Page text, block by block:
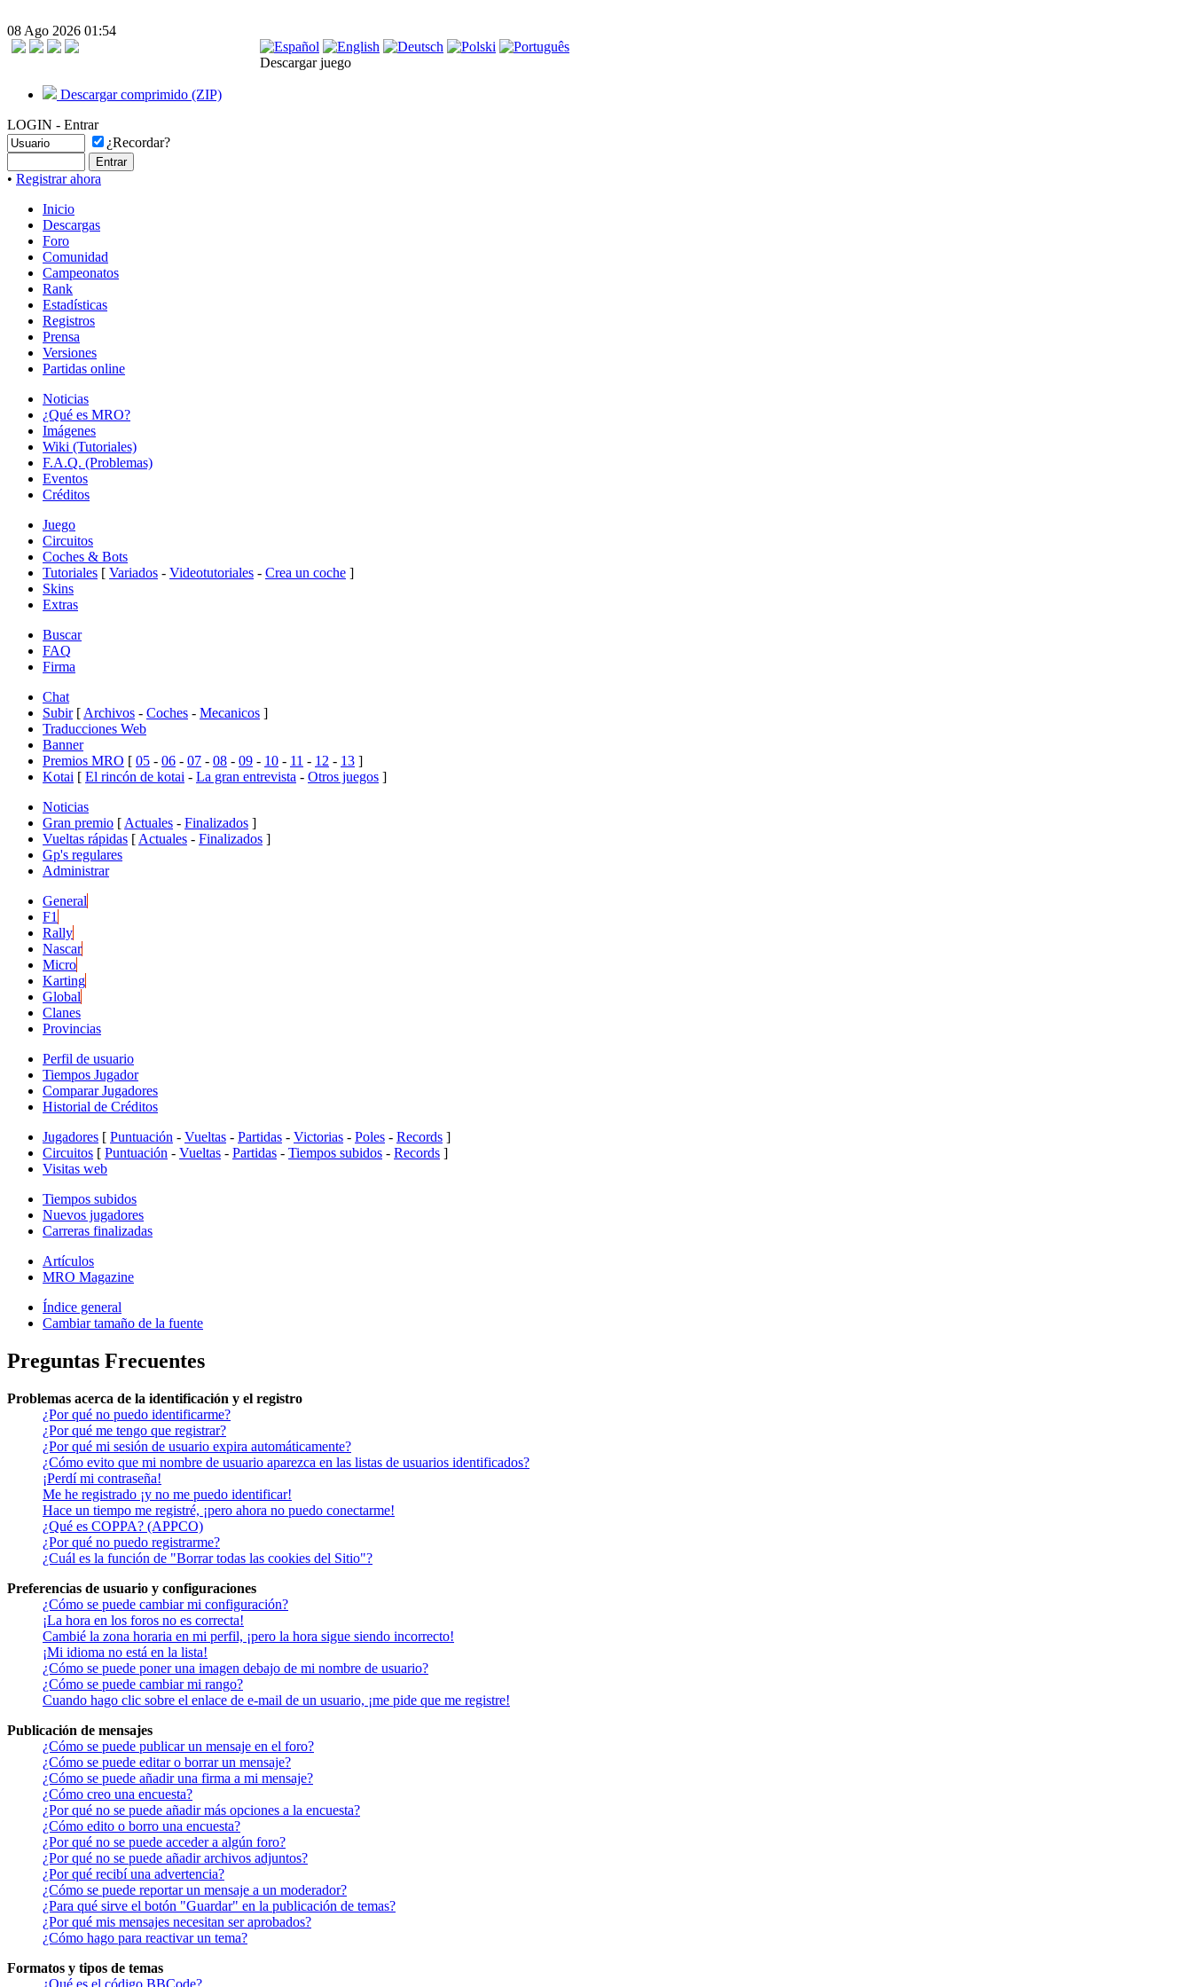
08 Ago 2026 01:54
Descargar juego
Descargar comprimido (ZIP)
LOGIN - Entrar
¿Recordar?
• Registrar ahora
Inicio
Descargas
Foro
Comunidad
Campeonatos
Rank
Estadísticas
Registros
Prensa
Versiones
Partidas online
Noticias
¿Qué es MRO?
Imágenes
Wiki (Tutoriales)
F.A.Q. (Problemas)
Eventos
Créditos
Juego
Circuitos
Coches & Bots
Tutoriales [ Variados - Videotutoriales - Crea un coche ]
Skins
Extras
Buscar
FAQ
Firma
Chat
Subir [ Archivos - Coches - Mecanicos ]
Traducciones Web
Banner
Premios MRO [ 05 - 06 - 07 - 08 - 09 - 10 - 11 - 12 - 13 ]
Kotai [ El rincón de kotai - La gran entrevista - Otros juegos ]
Noticias
Gran premio [ Actuales - Finalizados ]
Vueltas rápidas [ Actuales - Finalizados ]
Gp's regulares
Administrar
General
F1
Rally
Nascar
Micro
Karting
Global
Clanes
Provincias
Perfil de usuario
Tiempos Jugador
Comparar Jugadores
Historial de Créditos
Jugadores [ Puntuación - Vueltas - Partidas - Victorias - Poles - Records ]
Circuitos [ Puntuación - Vueltas - Partidas - Tiempos subidos - Records ]
Visitas web
Tiempos subidos
Nuevos jugadores
Carreras finalizadas
Artículos
MRO Magazine
Índice general
Cambiar tamaño de la fuente
Preguntas Frecuentes
Problemas acerca de la identificación y el registro
¿Por qué no puedo identificarme?
¿Por qué me tengo que registrar?
¿Por qué mi sesión de usuario expira automáticamente?
¿Cómo evito que mi nombre de usuario aparezca en las listas de usuarios identificados?
¡Perdí mi contraseña!
Me he registrado ¡y no me puedo identificar!
Hace un tiempo me registré, ¡pero ahora no puedo conectarme!
¿Qué es COPPA? (APPCO)
¿Por qué no puedo registrarme?
¿Cuál es la función de "Borrar todas las cookies del Sitio"?
Preferencias de usuario y configuraciones
¿Cómo se puede cambiar mi configuración?
¡La hora en los foros no es correcta!
Cambié la zona horaria en mi perfil, ¡pero la hora sigue siendo incorrecto!
¡Mi idioma no está en la lista!
¿Cómo se puede poner una imagen debajo de mi nombre de usuario?
¿Cómo se puede cambiar mi rango?
Cuando hago clic sobre el enlace de e-mail de un usuario, ¡me pide que me registre!
Publicación de mensajes
¿Cómo se puede publicar un mensaje en el foro?
¿Cómo se puede editar o borrar un mensaje?
¿Cómo se puede añadir una firma a mi mensaje?
¿Cómo creo una encuesta?
¿Por qué no se puede añadir más opciones a la encuesta?
¿Cómo edito o borro una encuesta?
¿Por qué no se puede acceder a algún foro?
¿Por qué no se puede añadir archivos adjuntos?
¿Por qué recibí una advertencia?
¿Cómo se puede reportar un mensaje a un moderador?
¿Para qué sirve el botón "Guardar" en la publicación de temas?
¿Por qué mis mensajes necesitan ser aprobados?
¿Cómo hago para reactivar un tema?
Formatos y tipos de temas
¿Qué es el código BBCode?